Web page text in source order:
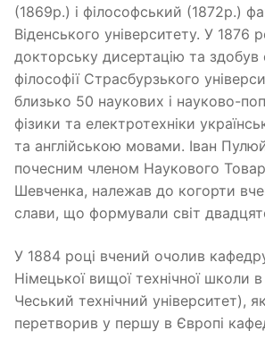
(1869р.) і філософський (1872р.)
Віденського університету. У 1876
докторську дисертацію та здобув
філософії Страсбурзького
близько 50 наукових і науково-
фізики та електротехніки
та англійською мовами. Іван
почесним членом Наукового
Шевченка, належав до когорти
слави, що формували світ
У 1884 році вчений очолив
Німецької вищої технічної школи
Чеський технічний університет),
перетворив у першу в Європі